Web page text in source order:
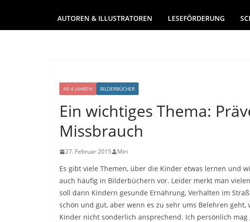
AUTOREN & ILLUSTRATOREN LESEFÖRDERUNG
AB 4 JAHREN BILDERBÜCHER
Ein wichtiges Thema:
Missbrauch
27. Februar 2015 Miri
Es gibt viele Themen, über die Kinder etwas lernen und
auch häufig in Bilderbüchern vor. Leider merkt man
soll dann Kindern gesunde Ernährung, Verhalten im
schön und gut, aber wenn es zu sehr ums Belehren
Kinder nicht sonderlich ansprechend. Ich persönlich